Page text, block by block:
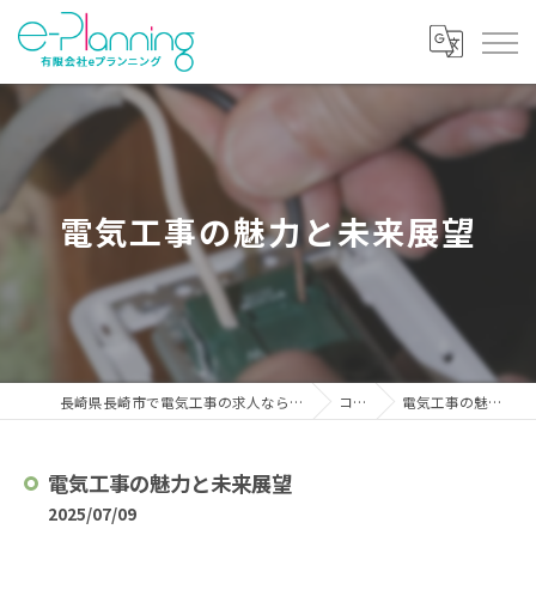
電気工事の魅力と未来展望
長崎県長崎市で電気工事の求人なら有限会社eプランニング コラム 電気工事の魅力と未来展望
電気工事の魅力と未来展望
2025/07/09